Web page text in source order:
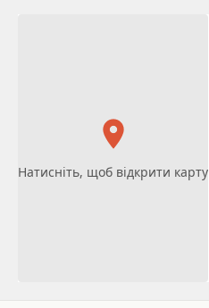
Натисніть, щоб відкрити карту